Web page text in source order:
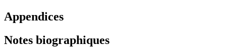
Appendices
Notes biographiques